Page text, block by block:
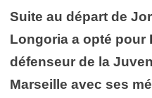
Suite au départ de
Longoria a opté pour
défenseur de la
Marseille avec ses